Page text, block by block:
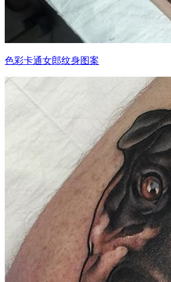
色彩卡通女郎纹身图案